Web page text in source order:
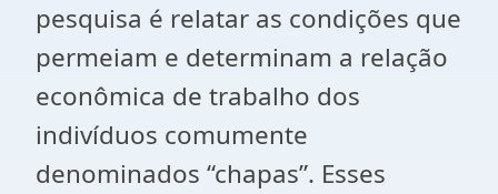
pesquisa é relatar as condições que
permeiam e determinam a relação
econômica de trabalho dos
indivíduos comumente
denominados “chapas”. Esses